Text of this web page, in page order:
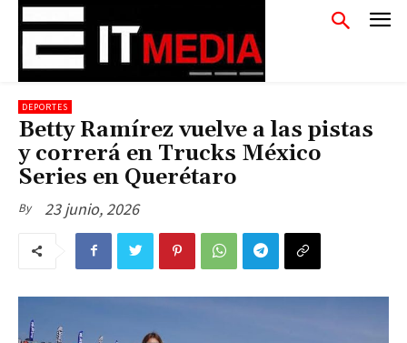
DEPORTES
Betty Ramírez vuelve a las pistas
y correrá en Trucks México
Series en Querétaro
By 23 junio, 2026